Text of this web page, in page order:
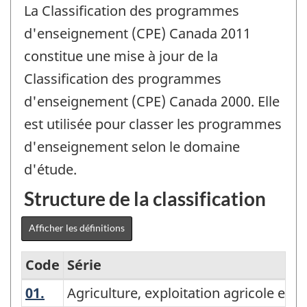
La Classification des programmes
d'enseignement (CPE) Canada 2011
constitue une mise à jour de la
Classification des programmes
d'enseignement (CPE) Canada 2000. Elle
est utilisée pour classer les programmes
d'enseignement selon le domaine
d'étude.
Structure de la classification
Afficher les définitions
Classification
Code Série
01. Agriculture, exploitation agricole et
Agriculture, exploitation agricole et